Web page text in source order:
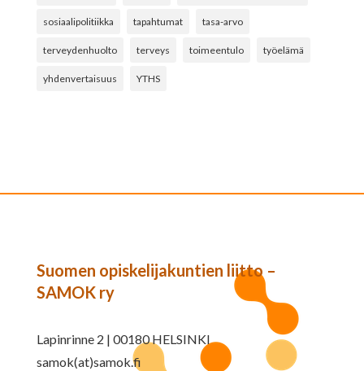
sosiaalipolitiikka tapahtumat tasa-arvo
terveydenhuolto terveys toimeentulo työelämä
yhdenvertaisuus YTHS
Suomen opiskelijakuntien liitto –
SAMOK ry
Lapinrinne 2 | 00180 HELSINKI
samok(at)samok.fi